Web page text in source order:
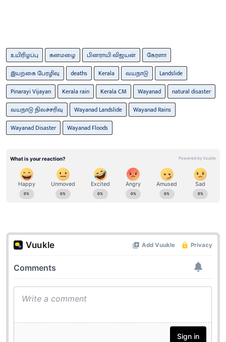
உயிரிழப்பு கனமழை பினராயி விஜயன்
கேரளா
இயற்கை பேரழிவு
deaths Kerala வயநாடு
Landslide
Pinarayi Vijayan
Kerala rain Kerala CM Wayanad
natural disaster
வயநாடு நிலச்சரிவு
Wayanad Landslide
Wayanad Rains
Wayanad Disaster
Wayanad Floods